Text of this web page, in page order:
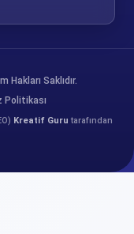
Saklıdır.
Politikası
Kreatif Guru tarafından